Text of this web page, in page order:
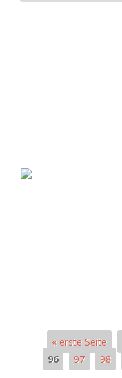
« erste Seite
96
97 98